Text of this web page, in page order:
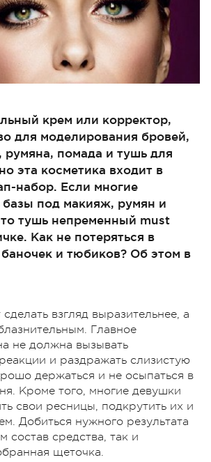
крем или корректор,
для моделирования бровей,
румяна, помада и тушь для
эта косметика входит в
набор. Если многие
базы под макияж, румян и
тушь непременный must
Как не потеряться в
и тюбиков? Об этом в
взгляд выразительнее, а
Главное
не должна вызывать
и раздражать слизистую
держаться и не осыпаться в
Кроме того, многие девушки
свои ресницы, подкрутить их и
Добиться нужного результата
состав средства, так и
щеточка.